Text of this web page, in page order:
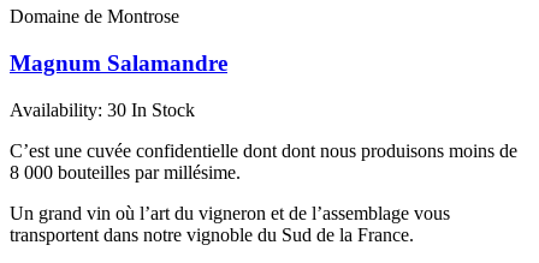
Domaine de Montrose
Magnum Salamandre
Availability: 30 In Stock
C’est une cuvée confidentielle dont dont nous produisons moins de
8 000 bouteilles par millésime.
Un grand vin où l’art du vigneron et de l’assemblage vous
transportent dans notre vignoble du Sud de la France.